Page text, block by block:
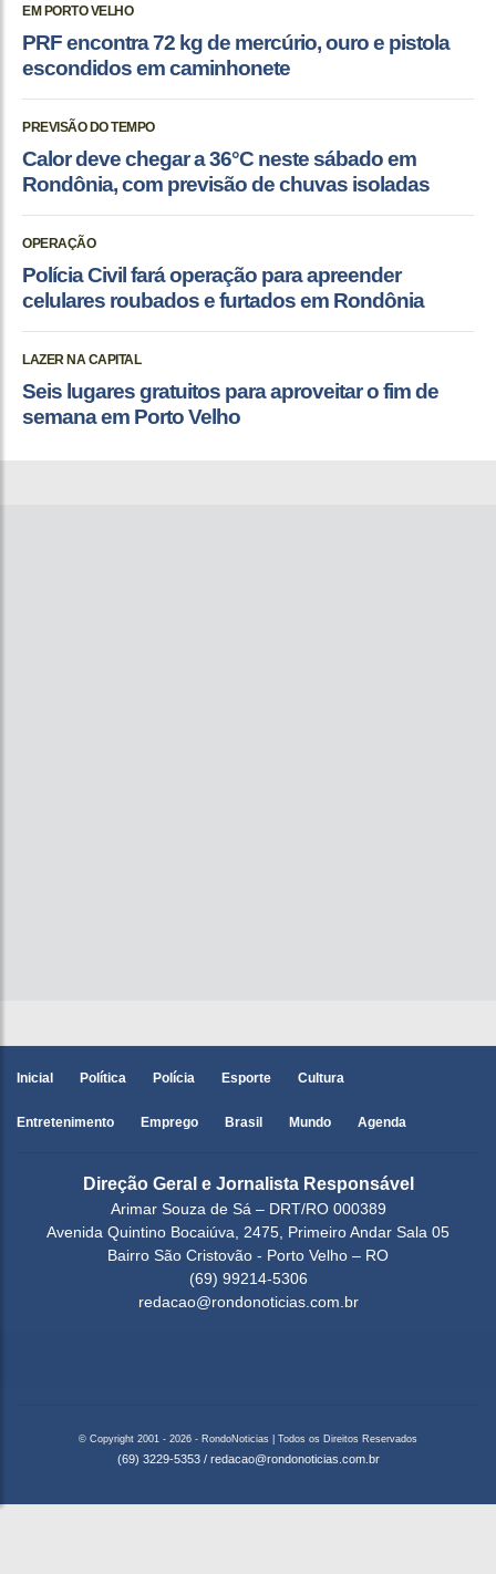
EM PORTO VELHO
PRF encontra 72 kg de mercúrio, ouro e pistola
escondidos em caminhonete
PREVISÃO DO TEMPO
Calor deve chegar a 36°C neste sábado em
Rondônia, com previsão de chuvas isoladas
OPERAÇÃO
Polícia Civil fará operação para apreender
celulares roubados e furtados em Rondônia
LAZER NA CAPITAL
Seis lugares gratuitos para aproveitar o fim de
semana em Porto Velho
Inicial Política Polícia Esporte Cultura
Entretenimento Emprego Brasil Mundo Agenda
Direção Geral e Jornalista Responsável
Arimar Souza de Sá – DRT/RO 000389
Avenida Quintino Bocaiúva, 2475, Primeiro Andar Sala 05
Bairro São Cristovão - Porto Velho – RO
(69) 99214-5306
redacao@rondonoticias.com.br
© Copyright 2001 - 2026 - RondoNoticias | Todos os Direitos Reservados
(69) 3229-5353 / redacao@rondonoticias.com.br